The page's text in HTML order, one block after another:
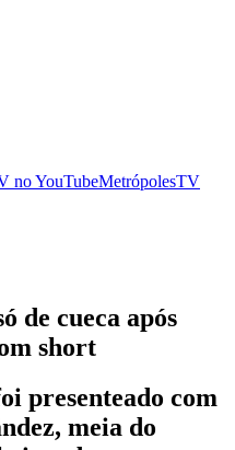
noYouTubeMetrópolesTV
de cueca após
short
presenteado com
meia do